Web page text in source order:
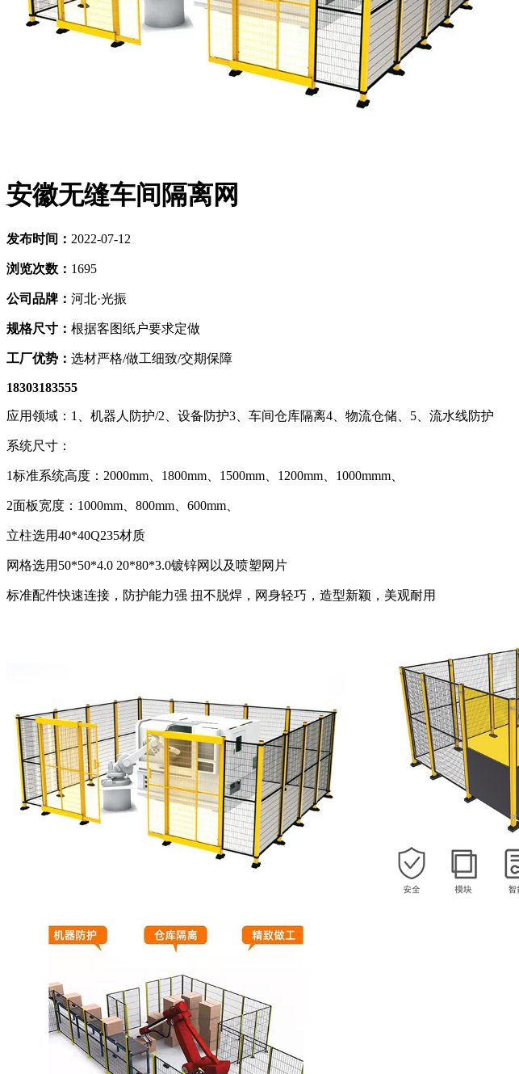
安徽无缝车间隔离网
发布时间： 2022-07-12
浏览次数： 1695
公司品牌： 河北·光振
规格尺寸： 根据客图纸户要求定做
工厂优势： 选材严格/做工细致/交期保障
18303183555
应用领域：1、机器人防护/2、设备防护3、车间仓库隔离4、物流仓储、5、流水线防护
系统尺寸：
1标准系统高度：2000mm、1800mm、1500mm、1200mm、1000mmm、
2面板宽度：1000mm、800mm、600mm、
立柱选用40*40Q235材质
网格选用50*50*4.0 20*80*3.0镀锌网以及喷塑网片
标准配件快速连接，防护能力强 扭不脱焊，网身轻巧，造型新颖，美观耐用